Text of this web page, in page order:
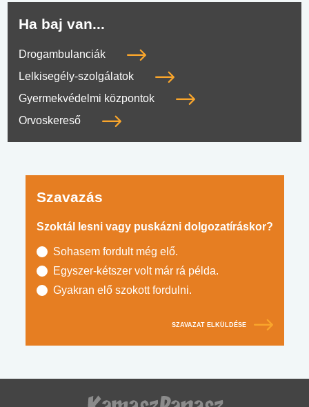
Ha baj van...
Drogambulanciák
Lelkisegély-szolgálatok
Gyermekvédelmi központok
Orvoskereső
Szavazás
Szoktál lesni vagy puskázni dolgozatíráskor?
Sohasem fordult még elő.
Egyszer-kétszer volt már rá példa.
Gyakran elő szokott fordulni.
SZAVAZAT ELKÜLDÉSE